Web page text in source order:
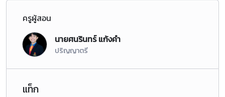
ครูผู้สอน
นายศนรินทร์ แก้งคำ
ปริญญาตรี
แท็ก